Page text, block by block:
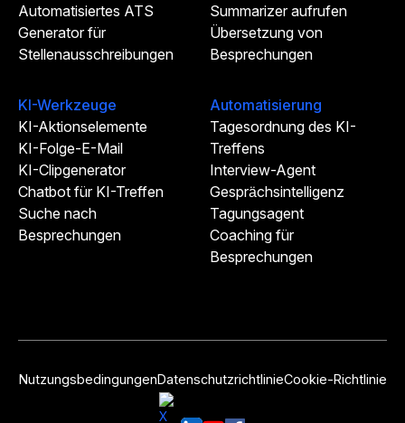
Automatisiertes ATS
Generator für
Stellenausschreibungen
Summarizer aufrufen
Übersetzung von
Besprechungen
KI-Werkzeuge
KI-Aktionselemente
KI-Folge-E-Mail
KI-Clipgenerator
Chatbot für KI-Treffen
Suche nach
Besprechungen
Automatisierung
Tagesordnung des KI-
Treffens
Interview-Agent
Gesprächsintelligenz
Tagungsagent
Coaching für
Besprechungen
NutzungsbedingungenDatenschutzrichtlinieCookie-Richtlinie